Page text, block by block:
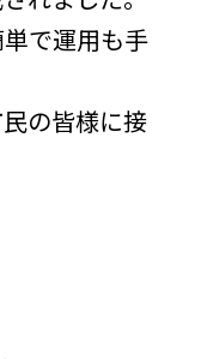
で運用も手
の皆様に接